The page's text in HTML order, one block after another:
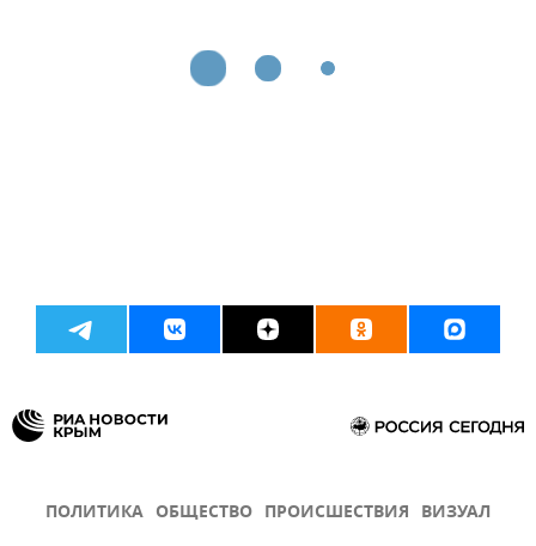
ПОЛИТИКА ОБЩЕСТВО ПРОИСШЕСТВИЯ ВИЗУАЛ